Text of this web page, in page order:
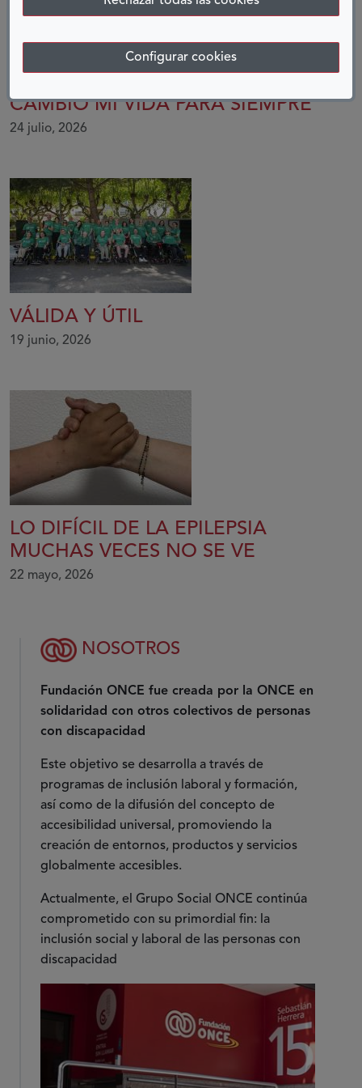
Configurar cookies
CAMBIÓ MI VIDA PARA SIEMPRE
24 julio, 2026
VÁLIDA Y ÚTIL
19 junio, 2026
LO DIFÍCIL DE LA EPILEPSIA
MUCHAS VECES NO SE VE
22 mayo, 2026
NOSOTROS
Fundación ONCE fue creada por la ONCE en
solidaridad con otros colectivos de personas
con discapacidad
Este objetivo se desarrolla a través de
programas de inclusión laboral y formación,
así como de la difusión del concepto de
accesibilidad universal, promoviendo la
creación de entornos, productos y servicios
globalmente accesibles.
Actualmente, el Grupo Social ONCE continúa
comprometido con su primordial fin: la
inclusión social y laboral de las personas con
discapacidad